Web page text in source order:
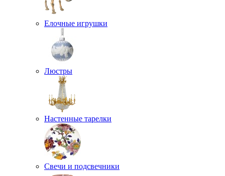
Елочные игрушки
Люстры
Настенные тарелки
Свечи и подсвечники